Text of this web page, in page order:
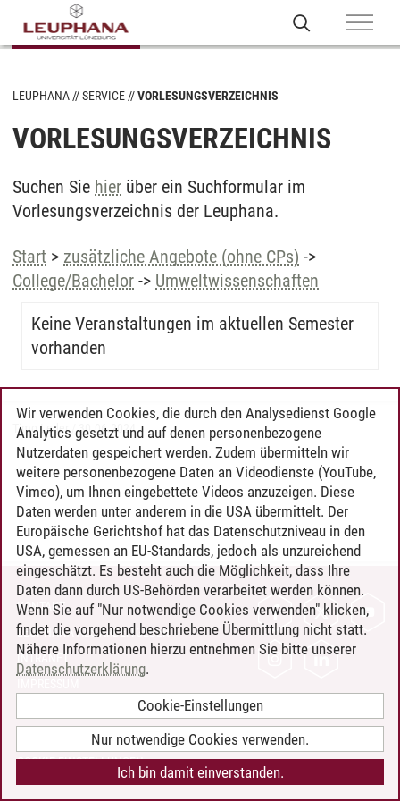
LEUPHANA SERVICE VORLESUNGSVERZEICHNIS
VORLESUNGSVERZEICHNIS
Suchen Sie hier über ein Suchformular im
Vorlesungsverzeichnis der Leuphana.
Start > zusätzliche Angebote (ohne CPs) ->
College/Bachelor -> Umweltwissenschaften
Keine Veranstaltungen im aktuellen Semester
vorhanden
Timo Leder/30.06.2024
KONTAKT
LEUPHANA ALS ARBEITGEBER
INTRANET
BARRIEREFREIHEIT
COOKIE-EINSTELLUNGEN
Wir verwenden Cookies, die durch den Analysedienst Google
Analytics gesetzt und auf denen personenbezogene
Nutzerdaten gespeichert werden. Zudem übermitteln wir
weitere personenbezogene Daten an Videodienste (YouTube,
Vimeo), um Ihnen eingebettete Videos anzuzeigen. Diese
Daten werden unter anderem in die USA übermittelt. Der
Europäische Gerichtshof hat das Datenschutzniveau in den
USA, gemessen an EU-Standards, jedoch als unzureichend
eingeschätzt. Es besteht auch die Möglichkeit, dass Ihre
Daten dann durch US-Behörden verarbeitet werden können.
Wenn Sie auf "Nur notwendige Cookies verwenden" klicken,
findet die vorgehend beschriebene Übermittlung nicht statt.
Nähere Informationen hierzu entnehmen Sie bitte unserer
Datenschutzerklärung.
Cookie-Einstellungen
Nur notwendige Cookies verwenden.
Ich bin damit einverstanden.